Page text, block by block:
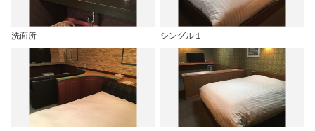
洗面所 シングル１